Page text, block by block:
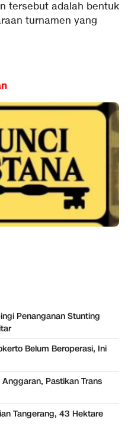
tersebut adalah bentuk
turnamen yang
Penanganan Stunting
Belum Beroperasi, Ini
Pastikan Trans
Tangerang, 43 Hektare